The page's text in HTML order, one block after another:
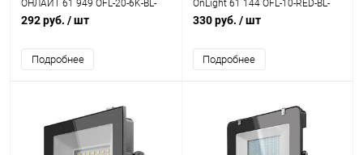
ОНЛАЙТ 61 949 OFL-20-6K-BL-
IP65-LED 20W 6000K черный
292 руб. / шт
Подробнее
OnLight 61 144 OFL-10-RED-BL-
IP65-LED 10W красный свет
330 руб. / шт
Подробнее